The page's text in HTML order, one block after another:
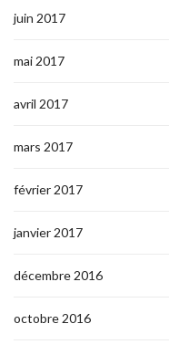
juin 2017
mai 2017
avril 2017
mars 2017
février 2017
janvier 2017
décembre 2016
octobre 2016